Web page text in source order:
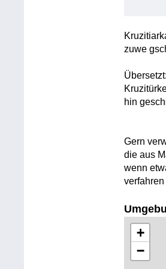
zuwe
Übersetzt:
hin
Gern
die aus
wenn
verfahren
+
−